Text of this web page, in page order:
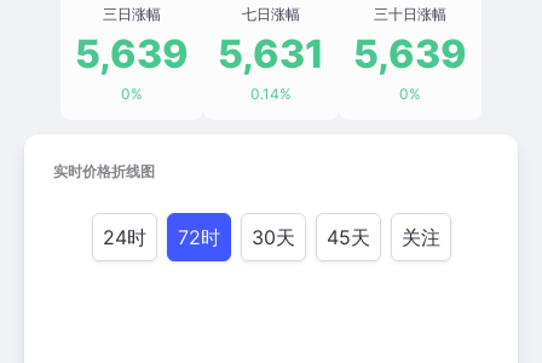
三日涨幅
5,639
0%
七日涨幅
5,631
0.14%
三十日涨幅
5,639
0%
实时价格折线图
24时 72时 30天 45天 关注